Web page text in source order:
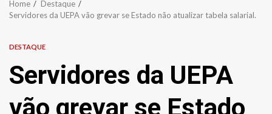
Home
Destaque
Servidores da UEPA vão grevar se Estado não atualizar tabela salarial.
DESTAQUE
Servidores da UEPA
vão grevar se Estado